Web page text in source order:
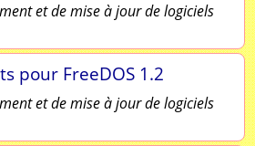
et de mise à jour de logiciels
pour FreeDOS 1.2
et de mise à jour de logiciels